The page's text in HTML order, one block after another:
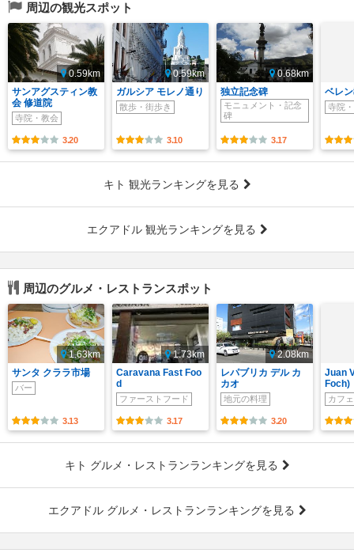
周辺の観光スポット
0.59km
サンアグスティン教
会 修道院
寺院・教会
3.20
0.59km
ガルシア モレノ通り
散歩・街歩き
3.10
0.68km
独立記念碑
モニュメント・記念
碑
3.17
ベレ
寺院
キト 観光ランキングを見る
エクアドル 観光ランキングを見る
周辺のグルメ・レストランスポット
1.63km
サンタ クララ市場
バー
3.13
1.73km
Caravana Fast Foo
d
ファーストフード
3.17
2.08km
レパブリカ デル カ
カオ
地元の料理
3.20
Juan
Foch)
カフェ
キト グルメ・レストランランキングを見る
エクアドル グルメ・レストランランキングを見る